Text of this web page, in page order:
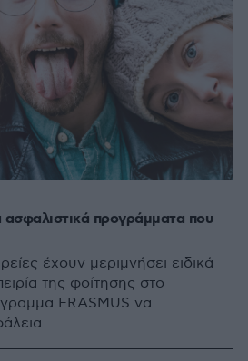
ασφαλιστικά προγράμματα που
έχουν μεριμνήσει ειδικά
της φοίτησης στο
ERASMUS να